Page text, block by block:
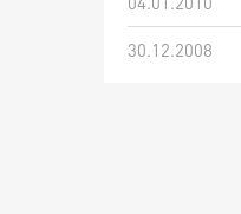
30.12.2008